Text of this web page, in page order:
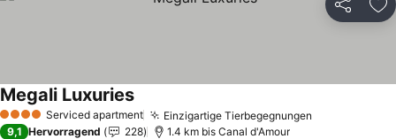
Teilen
4 Sterne Serviced apartment Einzigartige Tierbegegnungen
Megali Luxuries
9,1 Hervorragend 228 1.4 km bis Canal d'Amour